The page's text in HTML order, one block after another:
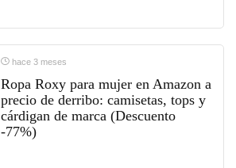
hace 3 meses
Ropa Roxy para mujer en Amazon a
precio de derribo: camisetas, tops y
cárdigan de marca (Descuento
-77%)